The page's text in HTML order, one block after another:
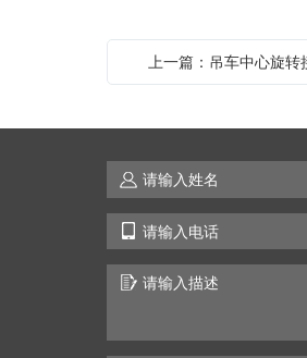
上一篇：吊车中心旋转